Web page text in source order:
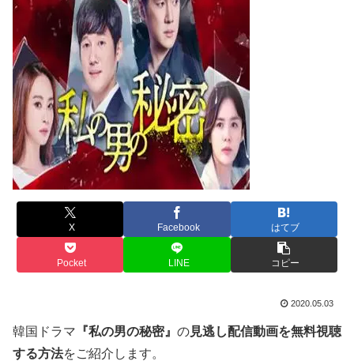
X Facebook はてブ
Pocket LINE コピー
2020.05.03
韓国ドラマ 『私の男の秘密』 の見逃し配信動画を無料視聴
する方法をご紹介します。